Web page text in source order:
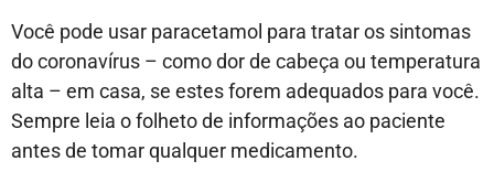
Você pode usar paracetamol para tratar os sintomas
do coronavírus – como dor de cabeça ou temperatura
alta – em casa, se estes forem adequados para você.
Sempre leia o folheto de informações ao paciente
antes de tomar qualquer medicamento.